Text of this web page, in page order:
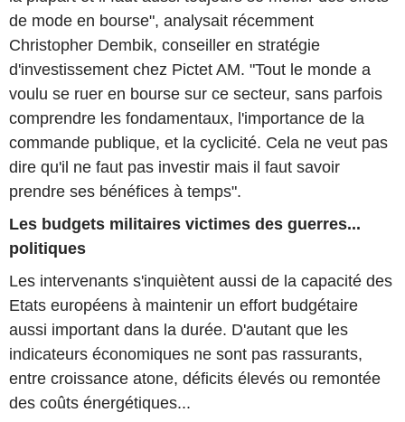
de mode en bourse", analysait récemment
Christopher Dembik, conseiller en stratégie
d'investissement chez Pictet AM. "Tout le monde a
voulu se ruer en bourse sur ce secteur, sans parfois
comprendre les fondamentaux, l'importance de la
commande publique, et la cyclicité. Cela ne veut pas
dire qu'il ne faut pas investir mais il faut savoir
prendre ses bénéfices à temps".
Les budgets militaires victimes des guerres...
politiques
Les intervenants s'inquiètent aussi de la capacité des
Etats européens à maintenir un effort budgétaire
aussi important dans la durée. D'autant que les
indicateurs économiques ne sont pas rassurants,
entre croissance atone, déficits élevés ou remontée
des coûts énergétiques...